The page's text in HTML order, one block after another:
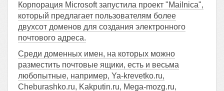
Корпорация Microsoft запустила проект "Mailnica",
который предлагает пользователям более
двухсот доменов для создания электронного
почтового адреса.
Среди доменных имен, на которых можно
разместить почтовые ящики, есть и весьма
любопытные, например, Ya-krevetko.ru,
Cheburashko.ru, Kakputin.ru, Mega-mozg.ru,